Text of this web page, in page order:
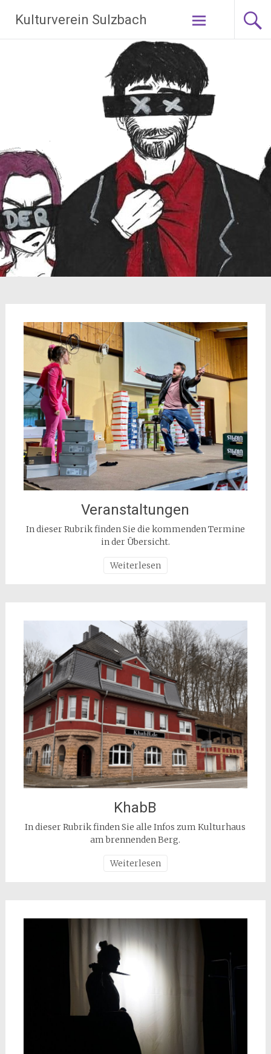
Inhalt
springen
Kulturverein Sulzbach
Veranstaltungen
In dieser Rubrik finden Sie die kommenden Termine
in der Übersicht.
Weiterlesen
KhabB
In dieser Rubrik finden Sie alle Infos zum Kulturhaus
am brennenden Berg.
Weiterlesen